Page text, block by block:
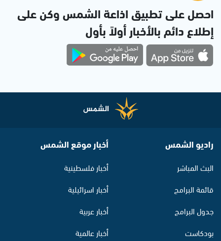
احصل على تطبيق اذاعة الشمس وكن على
إطلاع دائم بالأخبار أولاً بأول
راديو الشمس
البث المباشر
قائمة البرامج
جدول البرامج
بودكاست
أخبار موقع الشمس
أخبار فلسطينية
أخبار اسرائيلية
أخبار عربية
أخبار عالمية